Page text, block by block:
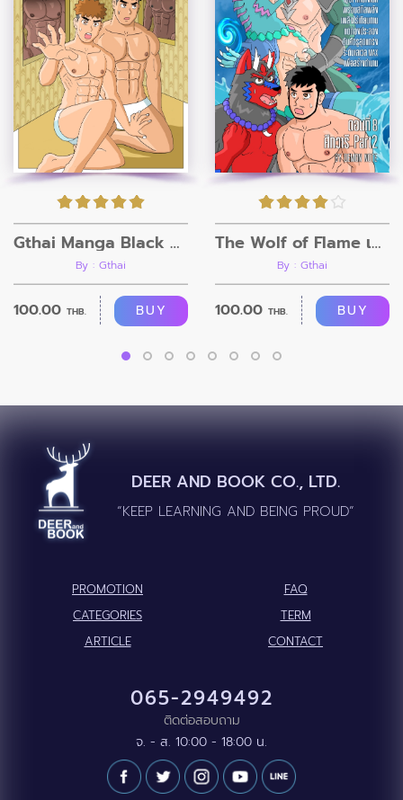
Gthai Manga Black Rooms
By : Gthai
100.00 THB. BUY
The Wolf of Flame เมื่อผมรวมร่างกับหมาป่าอัคคี ตอนที่8
By : Gthai
100.00 THB. BUY
DEER AND BOOK CO., LTD.
“KEEP LEARNING AND BEING PROUD”
PROMOTION
FAQ
CATEGORIES
TERM
ARTICLE
CONTACT
065-2949492
ติดต่อสอบถาม
จ. - ส. 10:00 - 18:00 น.